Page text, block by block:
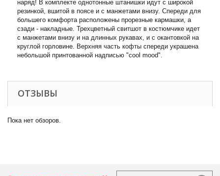
наряд! В комплекте однотонные штанишки идут с широкой
резинкой, вшитой в поясе и с манжетами внизу. Спереди для
большего комфорта расположены прорезные кармашки, а
сзади - накладные. Трехцветный свитшот в костюмчике идет
с манжетами внизу и на длинных рукавах, и с окантовкой на
круглой горловине. Верхняя часть кофты спереди украшена
небольшой принтованной надписью "cool mood".
ОТЗЫВЫ
Пока нет обзоров.